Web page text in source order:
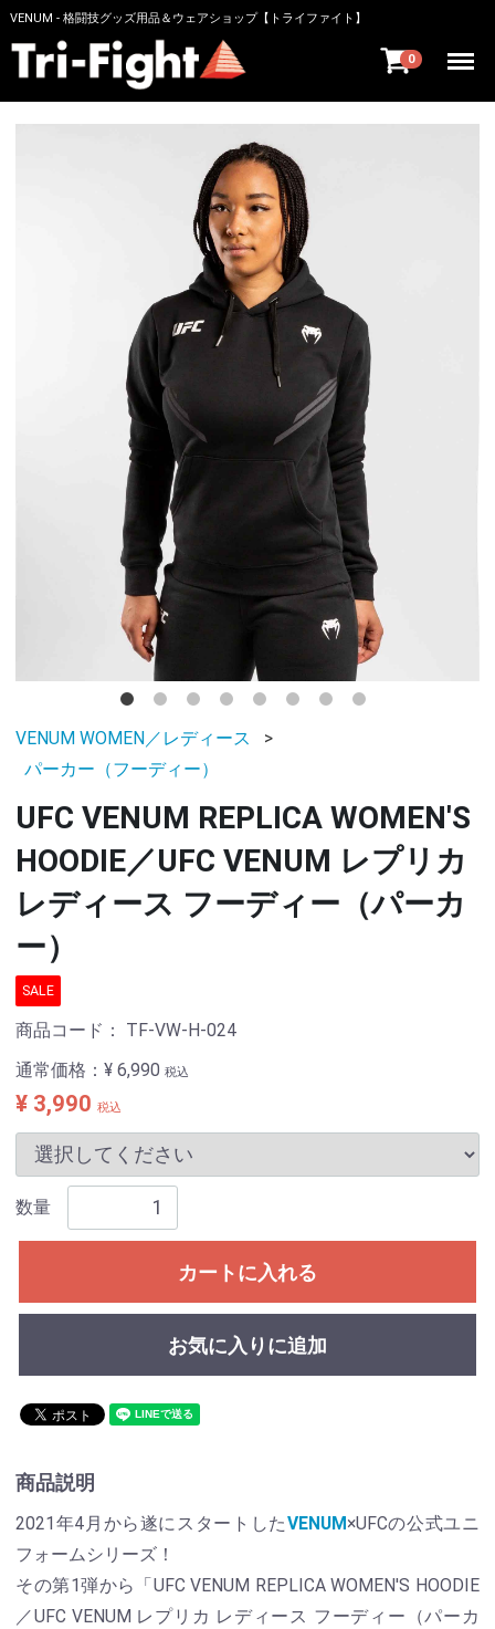
VENUM - 格闘技グッズ用品＆ウェアショップ【トライファイト】
0 Menu
VENUM WOMEN／レディース
パーカー（フーディー）
UFC VENUM REPLICA WOMEN'S
HOODIE／UFC VENUM レプリカ
レディース フーディー（パーカ
ー）
SALE
商品コード： TF-VW-H-024
通常価格：¥ 6,990 税込
¥ 3,990 税込
数量
カートに入れる
お気に入りに追加
商品説明
2021年4月から遂にスタートしたVENUM ×UFCの公式ユニ
フォームシリーズ！
その第1弾から「UFC VENUM REPLICA WOMEN'S HOODIE
／UFC VENUM レプリカ レディース フーディー（パーカ